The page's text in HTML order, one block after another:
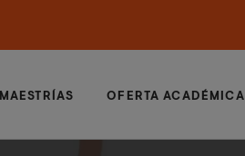
MAESTRÍAS OFERTA ACADÉMICA